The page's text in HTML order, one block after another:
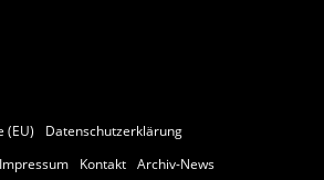
(EU)
Datenschutzerklärung
Impressum Kontakt Archiv-News